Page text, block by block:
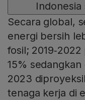
Indonesia
Secara global,
energi bersih
fosil;
15%
2023
tenaga kerja di